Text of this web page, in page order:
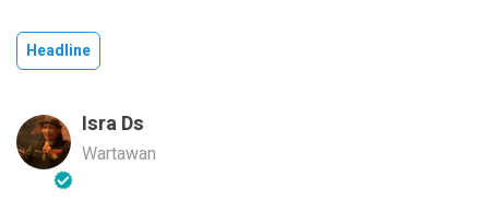
Headline
Isra Ds
Wartawan